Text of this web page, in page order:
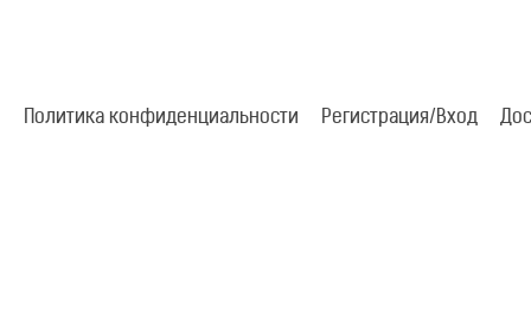
Политика конфиденциальности Регистрация/Вход